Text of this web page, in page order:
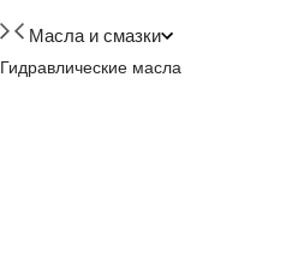
Масла и смазки
Гидравлические масла